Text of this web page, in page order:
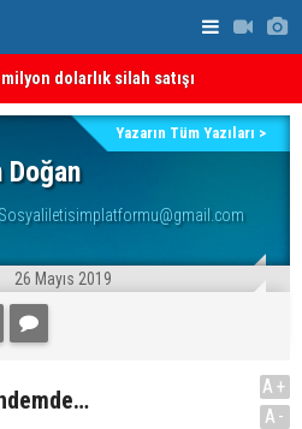
dolarlık silah satışı
tazminat istiyor
Doğan
Sosyaliletisimplatformu@gmail.com
Yazarın Tüm Yazıları >
26 Mayıs 2019
A+
A-